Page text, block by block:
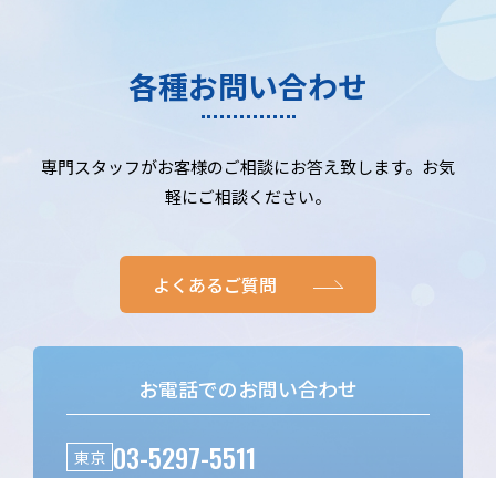
各種お問い合わせ
専門スタッフがお客様のご相談にお答え致します。お気
軽にご相談ください。
よくあるご質問
お電話でのお問い合わせ
東京 03-5297-5511